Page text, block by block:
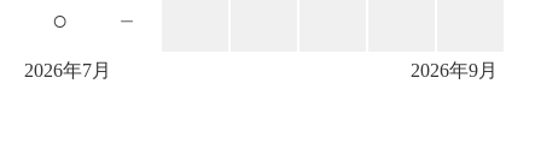
○ －
2026年7月 2026年9月